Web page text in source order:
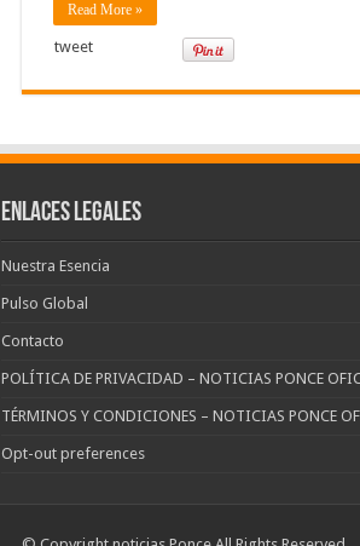
Read More »
tweet
Enlaces Legales
Nuestra Esencia
Pulso Global
Contacto
POLÍTICA DE PRIVACIDAD – NOTICIAS PONCE
TÉRMINOS Y CONDICIONES – NOTICIAS PONCE
Opt-out preferences